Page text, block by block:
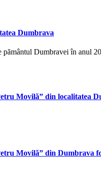
Dumbrava
pământul Dumbravei în anul
Movilă” din localitatea
Movilă” din Dumbrava